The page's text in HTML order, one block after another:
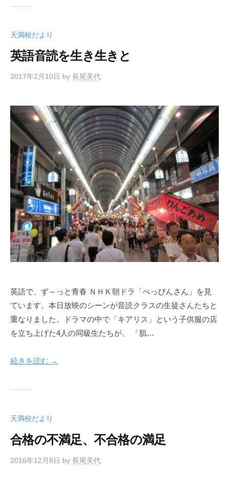
天満校だより
英語音読を生き生きと
2017年2月10日 by 長尾美代
英語で、ず～っと青春 ＮＨＫ朝ドラ「べっぴんさん」を見
ています。本日放映のシーンが音読クラスの生徒さんたちと
重なりました。ドラマの中で「キアリス」という子供服の店
を立ち上げた4人の同級生たちが、 「肌…
続きを読む →
天満校だより
合格の不満足、不合格の満足
2016年12月8日 by 長尾美代